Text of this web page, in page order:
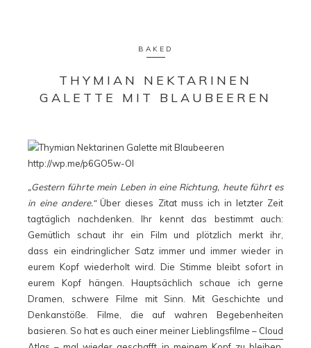
BAKED
THYMIAN NEKTARINEN
GALETTE MIT BLAUBEEREN
„Gestern führte mein Leben in eine Richtung, heute führt es
in eine andere.“Über dieses Zitat muss ich in letzter Zeit
tagtäglich nachdenken. Ihr kennt das bestimmt auch:
Gemütlich schaut ihr ein Film und plötzlich merkt ihr,
dass ein eindringlicher Satz immer und immer wieder in
eurem Kopf wiederholt wird. Die Stimme bleibt sofort in
eurem Kopf hängen. Hauptsächlich schaue ich gerne
Dramen, schwere Filme mit Sinn. Mit Geschichte und
Denkanstöße. Filme, die auf wahren Begebenheiten
basieren. So hat es auch einer meiner Lieblingsfilme – Cloud